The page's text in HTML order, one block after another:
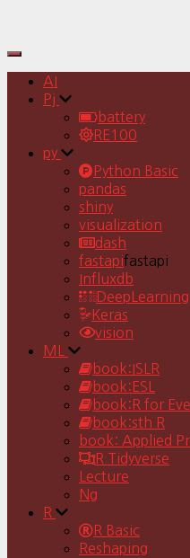
Toggle
Navigation
AI
Pj
battery
RE100
py
Python Basic
pandas
shiny
visualization
dash
fastapifastapi
Influxdb
DeepLearning
Keras
vision
ML
book:ISLR
book:ESL
book:R for
book:sth R
book: Applied
R Tidyverse
Lecture
Ng
R
R Basic
Reshaping